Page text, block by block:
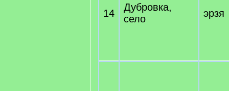
14
Дубровка,
село
эрзя